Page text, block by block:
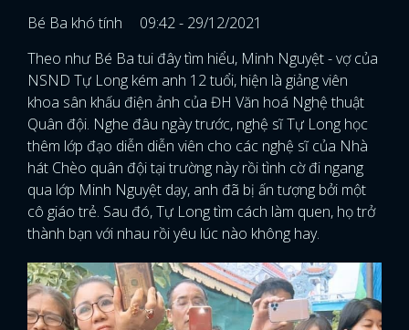
Bé Ba khó tính
09:42 - 29/12/2021
Theo như Bé Ba tui đây tìm hiểu, Minh Nguyệt - vợ của
NSND Tự Long kém anh 12 tuổi, hiện là giảng viên
khoa sân khấu điện ảnh của ĐH Văn hoá Nghệ thuật
Quân đội. Nghe đâu ngày trước, nghệ sĩ Tự Long học
thêm lớp đạo diễn diễn viên cho các nghệ sĩ của Nhà
hát Chèo quân đội tại trường này rồi tình cờ đi ngang
qua lớp Minh Nguyệt dạy, anh đã bị ấn tượng bởi một
cô giáo trẻ. Sau đó, Tự Long tìm cách làm quen, họ trở
thành bạn với nhau rồi yêu lúc nào không hay.